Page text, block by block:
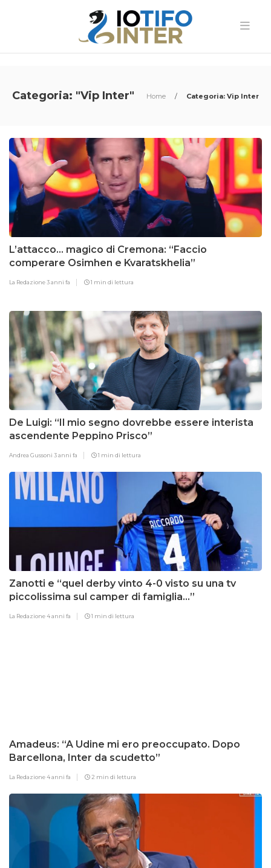
Categoria: "Vip Inter" Home / Categoria: Vip Inter
L’attacco… magico di Cremona: “Faccio
comperare Osimhen e Kvaratskhelia”
La Redazione3 anni fa 1 min di lettura
De Luigi: “Il mio segno dovrebbe essere interista
ascendente Peppino Prisco”
Andrea Gussoni 3 anni fa 1 min di lettura
Zanotti e “quel derby vinto 4-0 visto su una tv
piccolissima sul camper di famiglia…”
La Redazione4 anni fa 1 min di lettura
Amadeus: “A Udine mi ero preoccupato. Dopo
Barcellona, Inter da scudetto”
La Redazione4 anni fa 2 min di lettura